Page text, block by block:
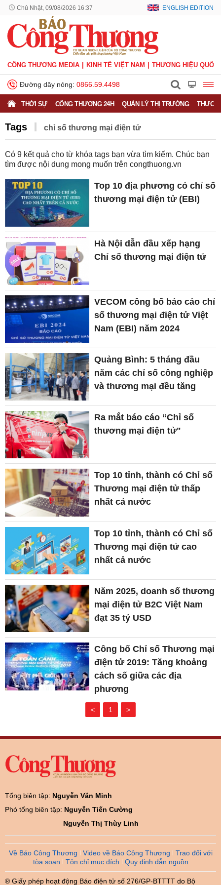
Chủ Nhật, 09/08/2026 16:37 ENGLISH EDITION
CÔNG THƯƠNG MEDIA KINH TẾ VIỆT NAM THƯƠNG HIỆU QUỐC
Đường dây nóng: 0866.59.4498
THỜI SỰ CÔNG THƯƠNG 24H QUẢN LÝ THỊ TRƯỜNG
Tags chỉ số thương mại điện tử
Có 9 kết quả cho từ khóa tags bạn vừa tìm kiếm. Chúc bạn
tìm được nội dung mong muốn trên congthuong.vn
Top 10 địa phương có chỉ số
thương mại điện tử (EBI)
Hà Nội dẫn đầu xếp hạng
Chỉ số thương mại điện tử
VECOM công bố báo cáo chỉ
số thương mại điện tử Việt
Nam (EBI) năm 2024
Quảng Bình: 5 tháng đầu
năm các chỉ số công nghiệp
và thương mại đều tăng
Ra mắt báo cáo “Chỉ số
thương mại điện tử"
Top 10 tỉnh, thành có Chỉ số
Thương mại điện tử thấp
nhất cả nước
Top 10 tỉnh, thành có Chỉ số
Thương mại điện tử cao
nhất cả nước
Năm 2025, doanh số thương
mại điện tử B2C Việt Nam
đạt 35 tỷ USD
Công bố Chỉ số Thương mại
điện tử 2019: Tăng khoảng
cách số giữa các địa
phương
< 1 >
Tổng biên tập: Nguyễn Văn Minh
Phó tổng biên tập: Nguyễn Tiến Cường
Nguyễn Thị Thùy Linh
Về Báo Công Thương Video về Báo Công Thương
Trao đổi với
tòa soạn
Tôn chỉ mục đích Quy định dẫn nguồn
® Giấy phép hoạt động Báo điện tử số 276/GP-BTTTT do Bộ